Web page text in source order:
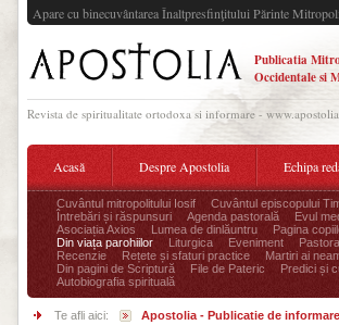
Apare cu binecuvântarea Înaltpresfinţitului Părinte
Publicatia
Occidentale si
Revista de spiritualitate ortodoxa si informare -
Acasă Despre Apostolia Echipa
Cuvântul mitropolitului Iosif Cuvântul episcopului
Întrebări și răspunsuri
Agenda pastorală Evul
Asociația Axios
Lumea de dinlăuntru Pagina
Din viața parohiilor
Liturgica Eveniment
Recenzie
Rețete și sfaturi practice Martiri ai
Din pagini de Scriptură
File de Pateric Predici și
Autobiografia spirituală
Te afli aici: Apostolia - Publicatie de